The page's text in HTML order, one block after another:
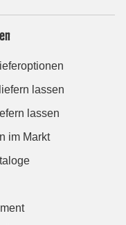
lassen
lassen
im Markt